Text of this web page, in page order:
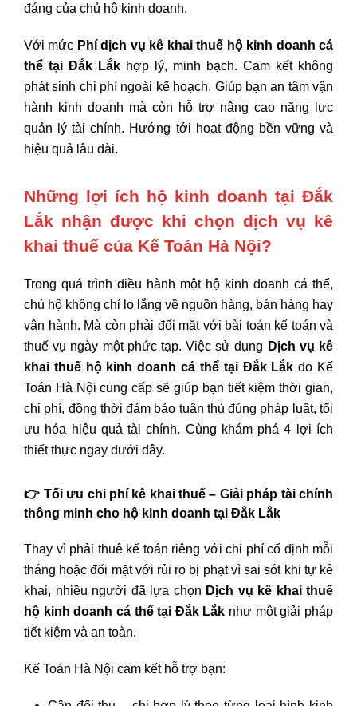
đáng của chủ hộ kinh doanh.
Với mức Phí dịch vụ kê khai thuế hộ kinh doanh cá
thể tại Đắk Lắk hợp lý, minh bạch. Cam kết không
phát sinh chi phí ngoài kế hoạch. Giúp bạn an tâm vận
hành kinh doanh mà còn hỗ trợ nâng cao năng lực
quản lý tài chính. Hướng tới hoạt động bền vững và
hiệu quả lâu dài.
Những lợi ích hộ kinh doanh tại Đắk
Lắk nhận được khi chọn dịch vụ kê
khai thuế của Kế Toán Hà Nội?
Trong quá trình điều hành một hộ kinh doanh cá thể,
chủ hộ không chỉ lo lắng về nguồn hàng, bán hàng hay
vận hành. Mà còn phải đối mặt với bài toán kế toán và
thuế vụ ngày một phức tạp. Việc sử dụng Dịch vụ kê
khai thuế hộ kinh doanh cá thể tại Đắk Lắk do Kế
Toán Hà Nội cung cấp sẽ giúp bạn tiết kiệm thời gian,
chi phí, đồng thời đảm bảo tuân thủ đúng pháp luật, tối
ưu hóa hiệu quả tài chính. Cùng khám phá 4 lợi ích
thiết thực ngay dưới đây.
👉 Tối ưu chi phí kê khai thuế – Giải pháp tài chính
thông minh cho hộ kinh doanh tại Đắk Lắk
Thay vì phải thuê kế toán riêng với chi phí cố định mỗi
tháng hoặc đối mặt với rủi ro bị phạt vì sai sót khi tự kê
khai, nhiều người đã lựa chọn Dịch vụ kê khai thuế
hộ kinh doanh cá thể tại Đắk Lắk như một giải pháp
tiết kiệm và an toàn.
Kế Toán Hà Nội cam kết hỗ trợ bạn: